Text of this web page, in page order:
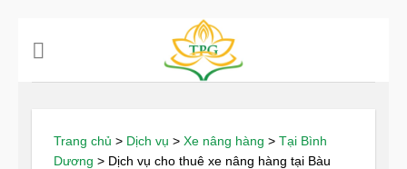
Trang chủ > Dịch vụ > Xe nâng hàng > Tại Bình
Dương > Dịch vụ cho thuê xe nâng hàng tại Bàu